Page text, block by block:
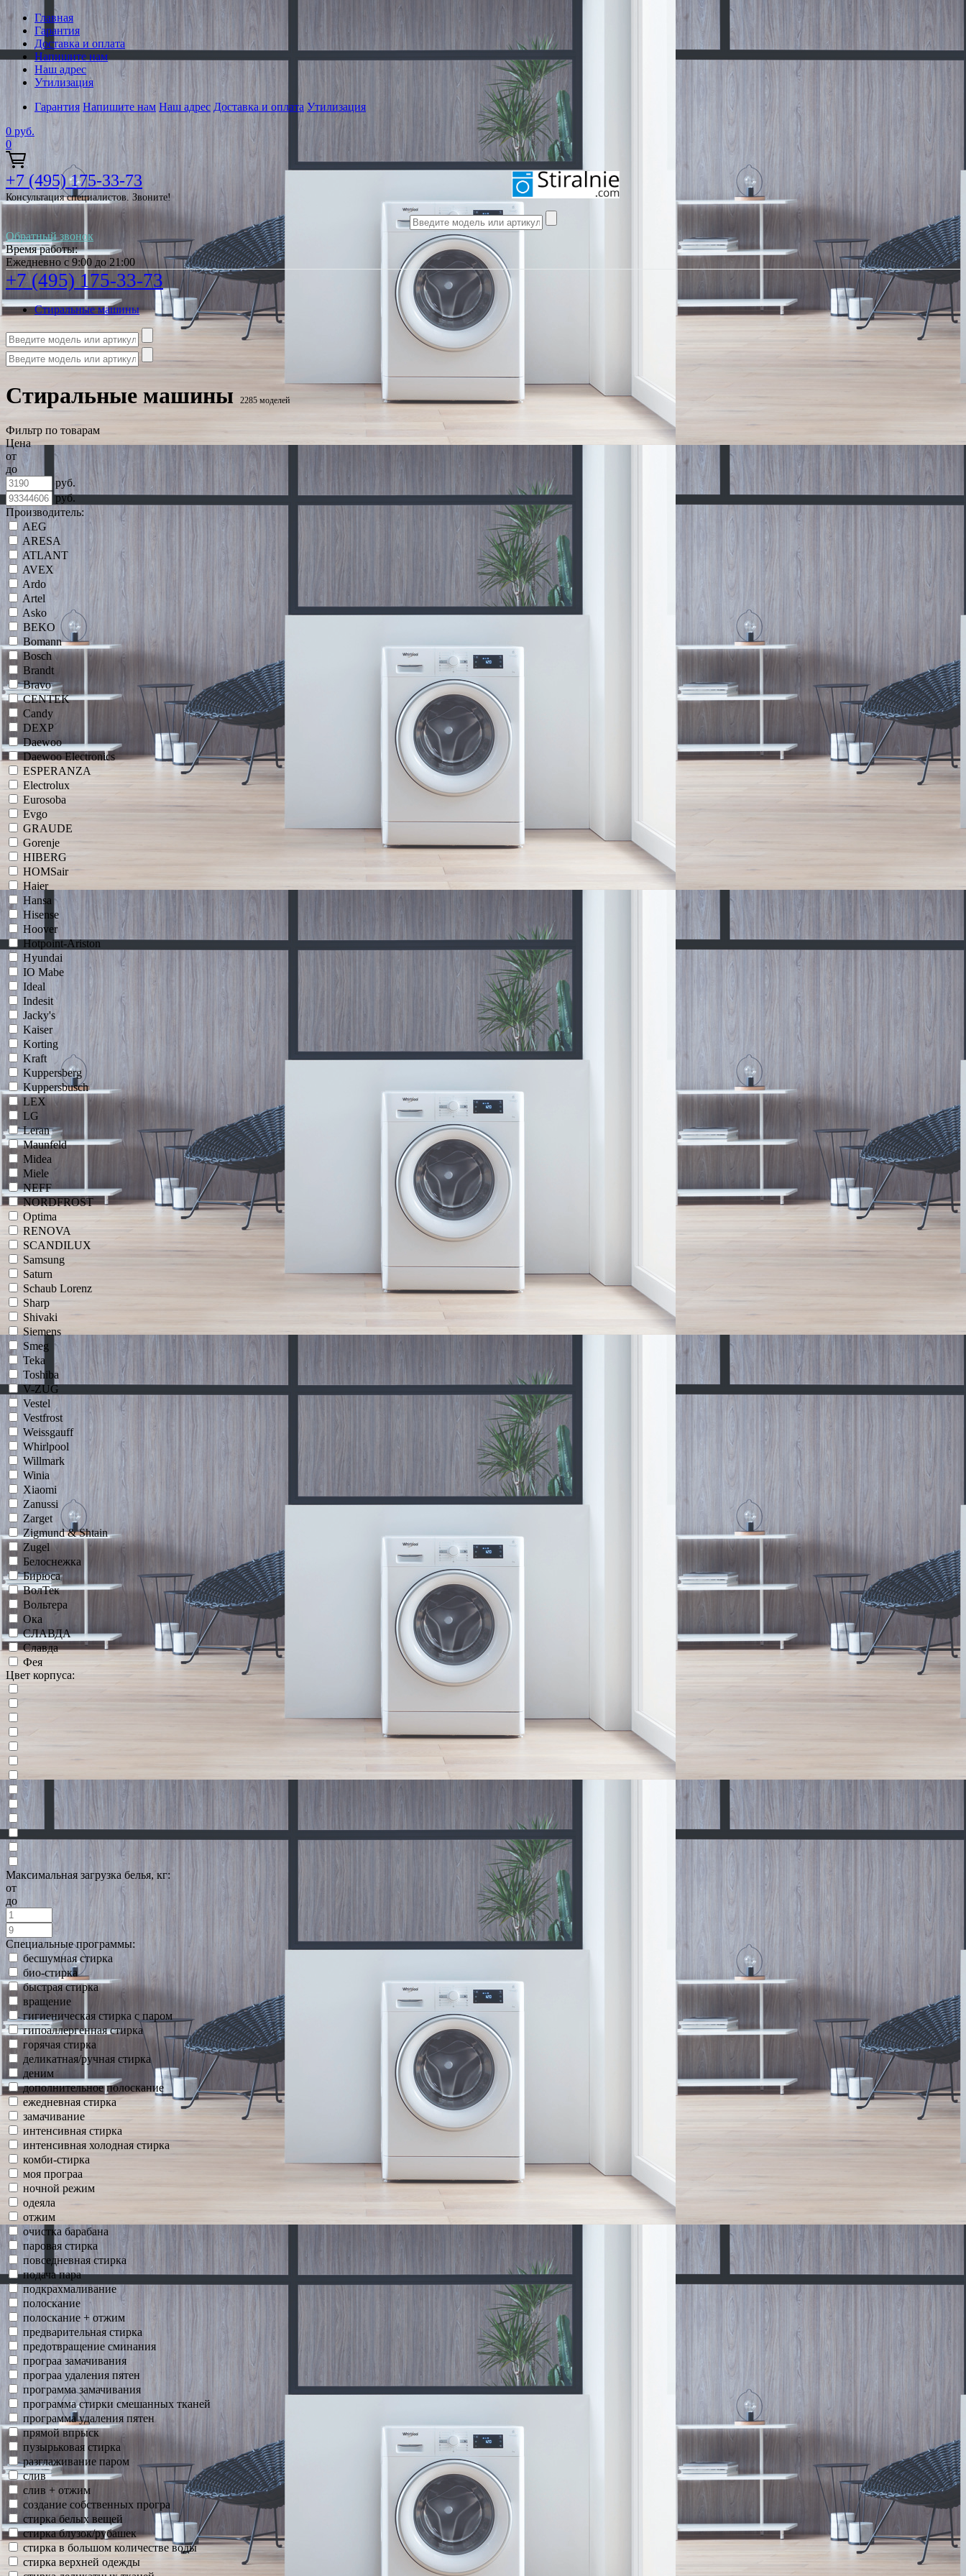
Главная
Гарантия
Доставка и оплата
Напишите нам
Наш адрес
Утилизация
Гарантия Напишите нам Наш адрес Доставка и оплата Утилизация
0 руб.
0
+7 (495) 175-33-73
Консультация специалистов. Звоните!
Обратный звонок
Время работы:
Ежедневно с 9:00 до 21:00
+7 (495) 175-33-73
Стиральные машины
Стиральные машины 2285 моделей
Фильтр по товарам
Цена
от
до
руб.
руб.
Производитель:
AEG
ARESA
ATLANT
AVEX
Ardo
Artel
Asko
BEKO
Bomann
Bosch
Brandt
Bravo
CENTEK
Candy
DEXP
Daewoo
Daewoo Electronics
ESPERANZA
Electrolux
Eurosoba
Evgo
GRAUDE
Gorenje
HIBERG
HOMSair
Haier
Hansa
Hisense
Hoover
Hotpoint-Ariston
Hyundai
IO Mabe
Ideal
Indesit
Jacky's
Kaiser
Korting
Kraft
Kuppersberg
Kuppersbusch
LEX
LG
Leran
Maunfeld
Midea
Miele
NEFF
NORDFROST
Optima
RENOVA
SCANDILUX
Samsung
Saturn
Schaub Lorenz
Sharp
Shivaki
Siemens
Smeg
Teka
Toshiba
V-ZUG
Vestel
Vestfrost
Weissgauff
Whirlpool
Willmark
Winia
Xiaomi
Zanussi
Zarget
Zigmund & Shtain
Zugel
Белоснежка
Бирюса
ВолТек
Вольтера
Ока
СЛАВДА
Славда
Фея
Цвет корпуса:
Максимальная загрузка белья, кг:
от
до
Специальные программы:
бесшумная стирка
био-стирка
быстрая стирка
вращение
гигиеническая стирка с паром
гипоаллергенная стирка
горячая стирка
деликатная/ручная стирка
деним
дополнительное полоскание
ежедневная стирка
замачивание
интенсивная стирка
интенсивная холодная стирка
комби-стирка
моя програа
ночной режим
одеяла
отжим
очистка барабана
паровая стирка
повседневная стирка
подача пара
подкрахмаливание
полоскание
полоскание + отжим
предварительная стирка
предотвращение сминания
програа замачивания
програа удаления пятен
программа замачивания
программа стирки смешанных тканей
программа удаления пятен
прямой впрыск
пузырьковая стирка
разглаживание паром
слив
слив + отжим
создание собственных програ
стирка белых вещей
стирка блузок/рубашек
стирка в большом количестве воды
стирка верхней одежды